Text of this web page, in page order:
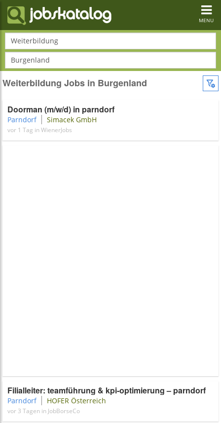
MENU
Weiterbildung
Burgenland
Weiterbildung Jobs in Burgenland
Doorman (m/w/d) in parndorf
Parndorf Simacek GmbH
vor 1 Tag in WienerJobs
Filialleiter: teamführung & kpi-optimierung – parndorf
Parndorf HOFER Österreich
vor 3 Tagen in JobBorseCo